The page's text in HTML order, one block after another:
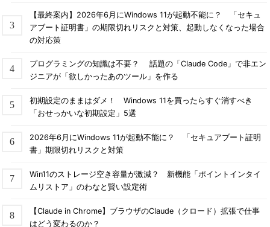
【最終案内】2026年6月にWindows 11が起動不能に？ 「セキュ
アブート証明書」の期限切れリスクと対策、起動しなくなった場合
の対応策
プログラミングの知識は不要？ 話題の「Claude Code」で非エン
ジニアが「欲しかったあのツール」を作る
初期設定のままはダメ！ Windows 11を買ったらすぐ消すべき
「おせっかいな初期設定」5選
2026年6月にWindows 11が起動不能に？ 「セキュアブート証明
書」期限切れリスクと対策
Win11のストレージ空き容量が激減？ 新機能「ポイントインタイ
ムリストア」のわなと賢い設定術
【Claude in Chrome】ブラウザのClaude（クロード）拡張で仕事
はどう変わるのか？